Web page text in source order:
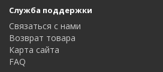
Служба поддержки
Связаться с нами
Возврат товара
Карта сайта
FAQ